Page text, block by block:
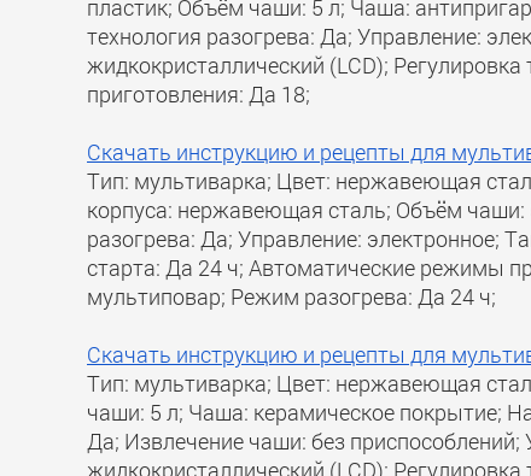
пластик; Объём чаши: 5 л; Чаша:
технология разогрева: Да; Управление:
жидкокристаллический (LCD);
приготовления: Да 18;
Скачать инструкцию и рецепты для
Тип: мультиварка; Цвет: нержавеющая
корпуса: нержавеющая сталь; Объём чаши:
разогрева: Да; Управление: электронное;
старта: Да 24 ч; Автоматические режимы
мультиповар; Режим разогрева: Да 24 ч;
Скачать инструкцию и рецепты для
Тип: мультиварка; Цвет: нержавеющая
чаши: 5 л; Чаша: керамическое покрытие;
Да; Извлечение чаши: без